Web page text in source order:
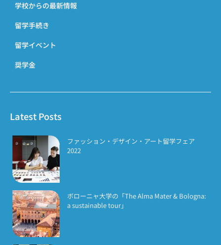
学校からの最新情報
留学手続き
留学イベント
奨学金
Latest Posts
ファッション・デザイン・アート留学フェア
2022
ボローニャ大学の「The Alma Mater & Bologna:
a sustainable tour」